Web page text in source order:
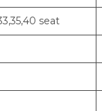
seat